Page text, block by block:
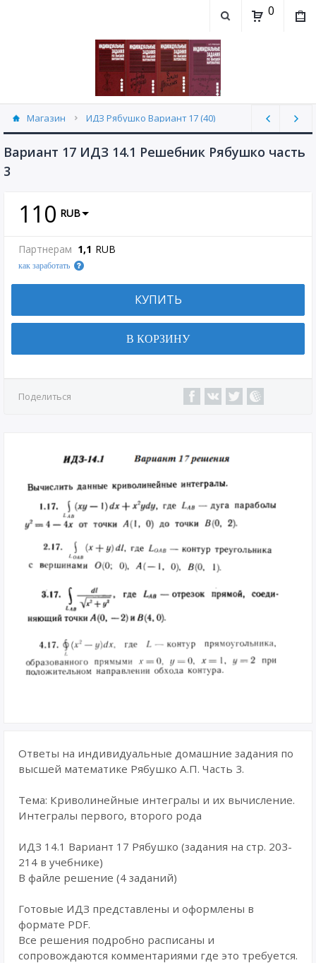
0
Магазин ИДЗ Рябушко Вариант 17 (40)
Вариант 17 ИДЗ 14.1 Решебник Рябушко часть
3
110 RUB
Партнерам 1,1 RUB
как заработать
КУПИТЬ
В КОРЗИНУ
Поделиться
Ответы на индивидуальные домашние задания по
высшей математике Рябушко А.П. Часть 3.
Тема: Криволинейные интегралы и их вычисление.
Интегралы первого, второго рода
ИДЗ 14.1 Вариант 17 Рябушко (задания на стр. 203-
214 в учебнике)
В файле решение (4 заданий)
Готовые ИДЗ представлены и оформлены в
формате PDF.
Все решения подробно расписаны и
сопровождаются комментариями где это требуется.